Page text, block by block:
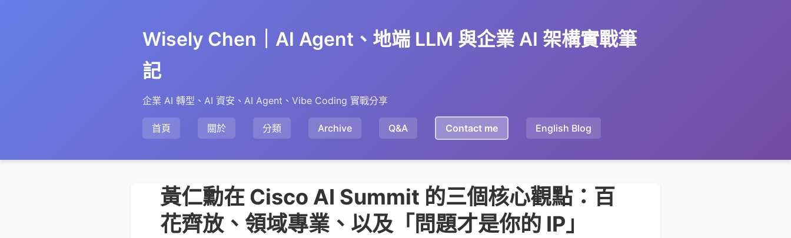
Wisely Chen｜AI Agent、地端 LLM 與企業 AI 架構實戰筆
記
企業 AI 轉型、AI 資安、AI Agent、Vibe Coding 實戰分享
首頁 關於 分類 Archive Q&A Contact me English Blog
黃仁勳在 Cisco AI Summit 的三個核心觀點：百
花齊放、領域專業、以及「問題才是你的 IP」